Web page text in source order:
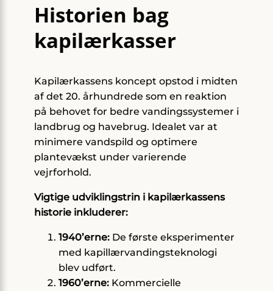
Historien bag
kapilærkasser
Kapilærkassens koncept opstod i midten
af det 20. århundrede som en reaktion
på behovet for bedre vandingssystemer i
landbrug og havebrug. Idealet var at
minimere vandspild og optimere
plantevækst under varierende
vejrforhold.
Vigtige udviklingstrin i kapilærkassens
historie inkluderer:
1940’erne: De første eksperimenter
med kapillærvandingsteknologi
blev udført.
1960’erne: Kommercielle